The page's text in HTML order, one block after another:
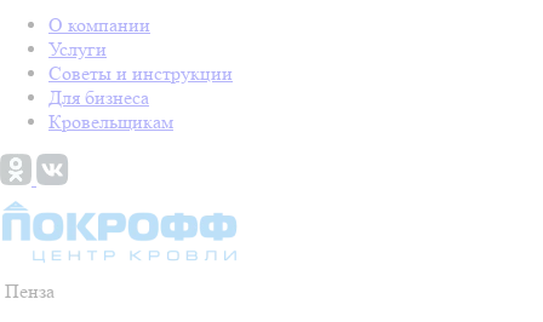
О компании
Услуги
Советы и инструкции
Для бизнеса
Кровельщикам
Пенза